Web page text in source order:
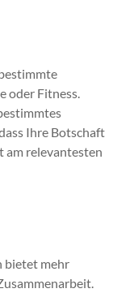
oder Fitness.
Ihre Botschaft
am relevantesten
bietet mehr